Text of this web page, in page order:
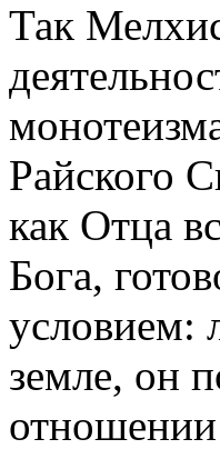
Так
Райского
как Отца
Бога,
условием:
земле, он